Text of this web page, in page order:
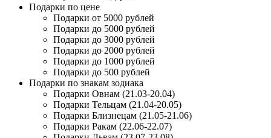
Подарки по цене
Подарки от 5000 рублей
Подарки до 5000 рублей
Подарки до 3000 рублей
Подарки до 2000 рублей
Подарки до 1000 рублей
Подарки до 500 рублей
Подарки по знакам зодиака
Подарки Овнам (21.03-20.04)
Подарки Тельцам (21.04-20.05)
Подарки Близнецам (21.05-21.06)
Подарки Ракам (22.06-22.07)